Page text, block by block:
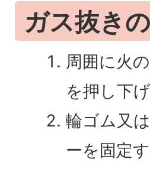
ガス抜き
周囲に火
を押し下
輪ゴム又
ーを固定